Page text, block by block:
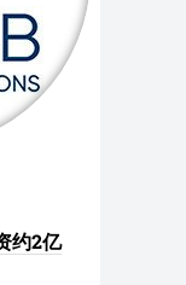
约2亿